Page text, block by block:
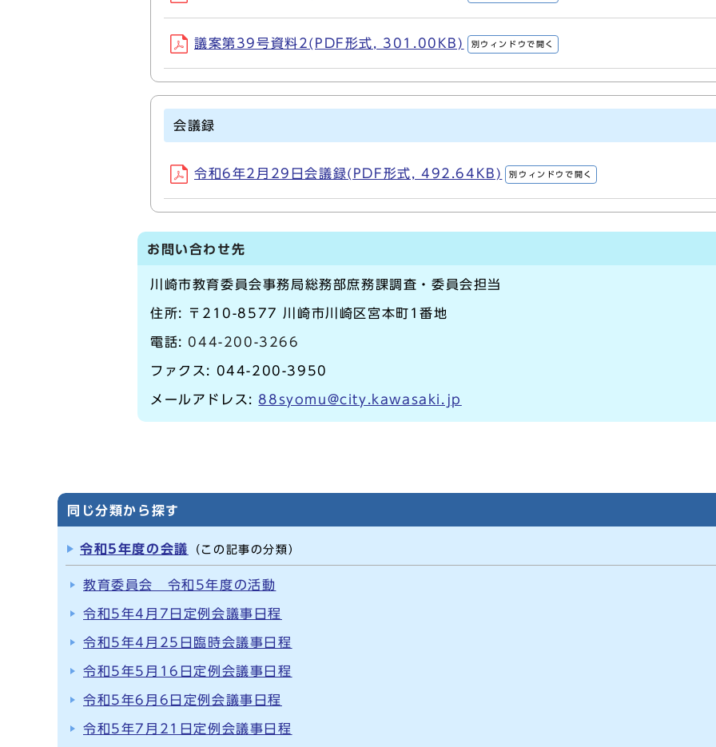
議案第39号資料2(PDF形式, 301.00KB) 別ウィンドウで開く
会議録
令和6年2月29日会議録(PDF形式, 492.64KB) 別ウィンドウで開く
お問い合わせ先
川崎市教育委員会事務局総務部庶務課調査・委員会担当
住所: 〒210-8577 川崎市川崎区宮本町1番地
電話: 044-200-3266
ファクス: 044-200-3950
メールアドレス:88syomu@city.kawasaki.jp
同じ分類から探す
令和5年度の会議 （この記事の分類）
教育委員会 令和5年度の活動
令和5年4月7日定例会議事日程
令和5年4月25日臨時会議事日程
令和5年5月16日定例会議事日程
令和5年6月6日定例会議事日程
令和5年7月21日定例会議事日程